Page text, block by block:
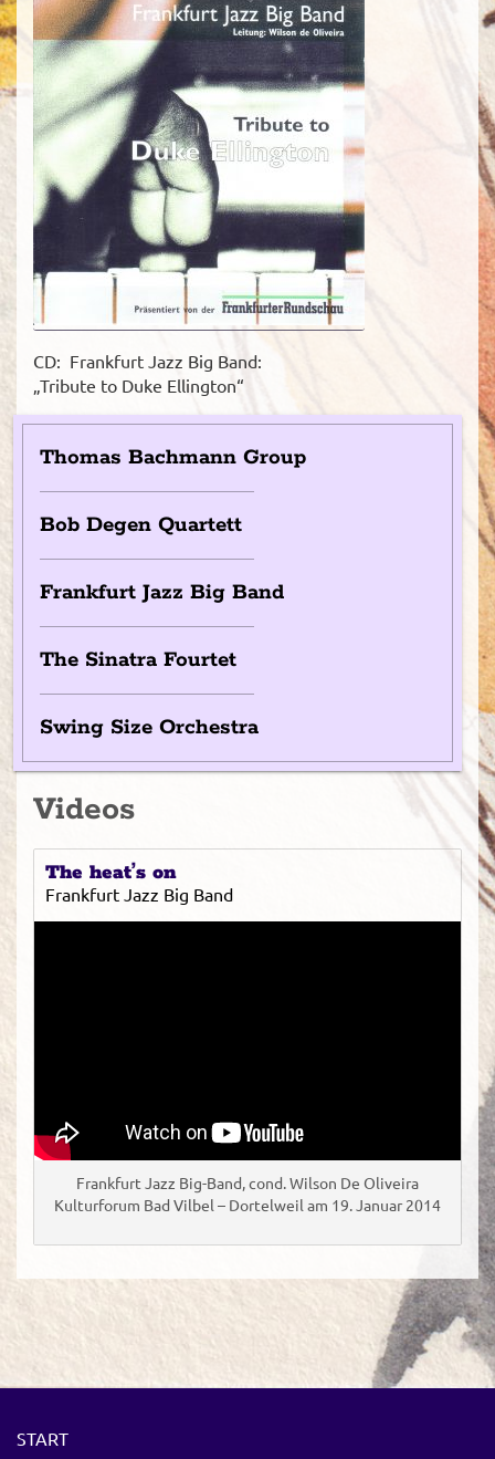
CD: Frankfurt Jazz Big Band:
„Tribute to Duke Ellington“
Thomas Bachmann Group
Bob Degen Quartett
Frankfurt Jazz Big Band
The Sinatra Fourtet
Swing Size Orchestra
Videos
The heat’s on
Frankfurt Jazz Big Band
Frankfurt Jazz Big-Band, cond. Wilson De Oliveira
Kulturforum Bad Vilbel – Dortelweil am 19. Januar 2014
START